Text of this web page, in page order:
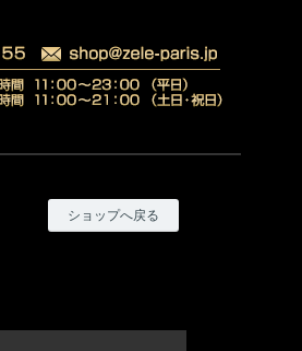
ショップへ戻る